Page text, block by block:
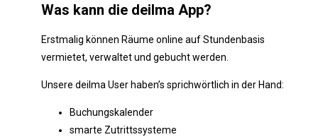
Was kann die deilma App?
Erstmalig können Räume online auf Stundenbasis
vermietet, verwaltet und gebucht werden.
Unsere deilma User haben’s sprichwörtlich in der Hand:
Buchungskalender
smarte Zutrittssysteme